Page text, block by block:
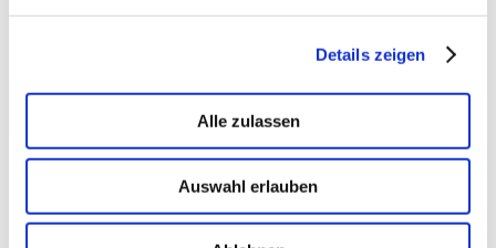
Details zeigen
Alle zulassen
Auswahl erlauben